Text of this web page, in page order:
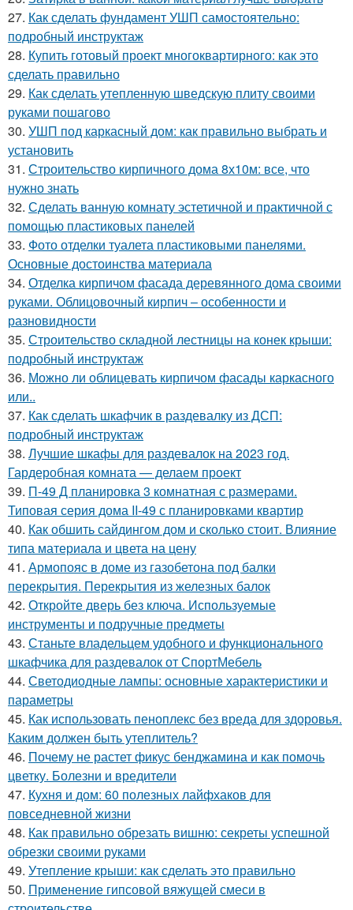
27. Как сделать фундамент УШП самостоятельно:
подробный инструктаж
28. Купить готовый проект многоквартирного: как это
сделать правильно
29. Как сделать утепленную шведскую плиту своими
руками пошагово
30. УШП под каркасный дом: как правильно выбрать и
установить
31. Строительство кирпичного дома 8х10м: все, что
нужно знать
32. Сделать ванную комнату эстетичной и практичной с
помощью пластиковых панелей
33. Фото отделки туалета пластиковыми панелями.
Основные достоинства материала
34. Отделка кирпичом фасада деревянного дома своими
руками. Облицовочный кирпич – особенности и
разновидности
35. Строительство складной лестницы на конек крыши:
подробный инструктаж
36. Можно ли облицевать кирпичом фасады каркасного
или..
37. Как сделать шкафчик в раздевалку из ДСП:
подробный инструктаж
38. Лучшие шкафы для раздевалок на 2023 год.
Гардеробная комната — делаем проект
39. П-49 Д планировка 3 комнатная с размерами.
Типовая серия дома II-49 с планировками квартир
40. Как обшить сайдингом дом и сколько стоит. Влияние
типа материала и цвета на цену
41. Армопояс в доме из газобетона под балки
перекрытия. Перекрытия из железных балок
42. Откройте дверь без ключа. Используемые
инструменты и подручные предметы
43. Станьте владельцем удобного и функционального
шкафчика для раздевалок от СпортМебель
44. Светодиодные лампы: основные характеристики и
параметры
45. Как использовать пеноплекс без вреда для здоровья.
Каким должен быть утеплитель?
46. Почему не растет фикус бенджамина и как помочь
цветку. Болезни и вредители
47. Кухня и дом: 60 полезных лайфхаков для
повседневной жизни
48. Как правильно обрезать вишню: секреты успешной
обрезки своими руками
49. Утепление крыши: как сделать это правильно
50. Применение гипсовой вяжущей смеси в